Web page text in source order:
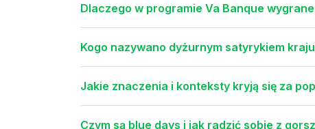
Dlaczego w programie Va Banque
Kogo nazywano dyżurnym satyrykiem
Jakie znaczenia i konteksty kryją się za
Czym są blue days i jak radzić sobie z